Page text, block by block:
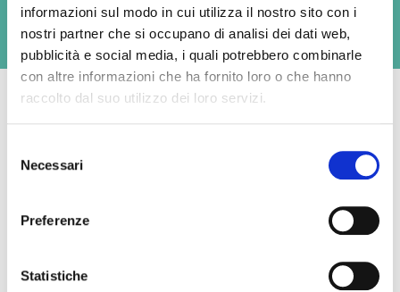
informazioni sul modo in cui utilizza il nostro sito con i
nostri partner che si occupano di analisi dei dati web,
pubblicità e social media, i quali potrebbero combinarle
con altre informazioni che ha fornito loro o che hanno
raccolto dal suo utilizzo dei loro servizi.
delNecessari
Preferenze
Statistiche
- of which saturates